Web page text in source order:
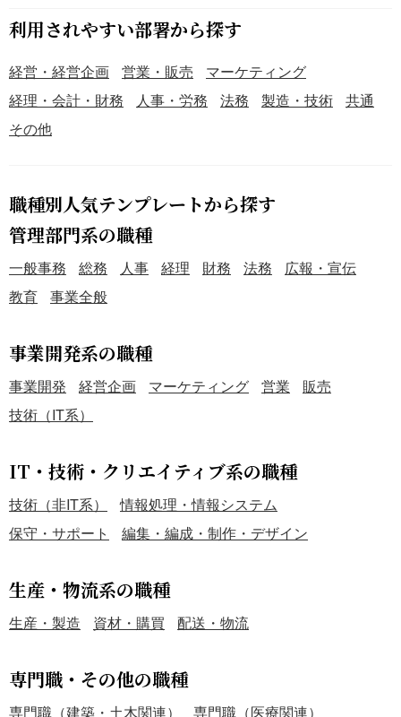
利用されやすい部署から探す
経営・経営企画 営業・販売
マーケティング
経理・会計・財務
人事・労務 法務 製造・技術
共通
その他
職種別人気テンプレートから探す
管理部門系の職種
一般事務 総務 人事 経理 財務 法務
広報・宣伝
教育
事業全般
事業開発系の職種
事業開発 経営企画 マーケティング 営業
販売
技術（IT系）
IT・技術・クリエイティブ系の職種
技術（非IT系）
情報処理・情報システム
保守・サポート
編集・編成・制作・デザイン
生産・物流系の職種
生産・製造 資材・購買 配送・物流
専門職・その他の職種
専門職（建築・土木関連） 専門職（医療関連）